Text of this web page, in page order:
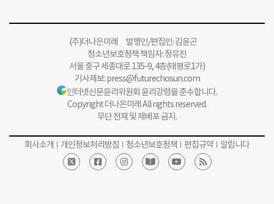
(주)더나은미래 발행인/편집인: 김윤곤
청소년보호정책 책임자: 정유진
서울 중구 세종대로 135-9, 4층(태평로1가)
기사제보:press@futurechosun.com
인터넷신문윤리위원회 윤리강령을 준수합니다.
Copyright 더나은미래 All rights reserved.
무단 전재 및 재배포 금지.
회사소개 개인정보처리방침 청소년보호정책 편집규약 알립니다